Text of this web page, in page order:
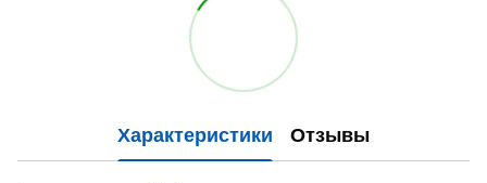
Характеристики Отзывы